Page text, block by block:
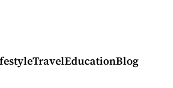
TravelEducationBlog